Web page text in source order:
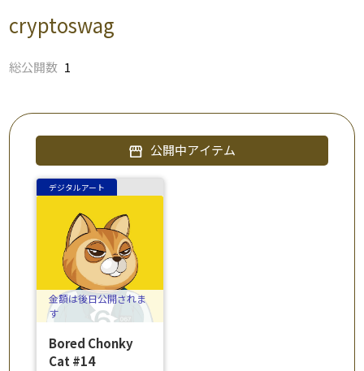
cryptoswag
総公開数 1
storefront 公開中アイテム
デジタルアート
金額は後日公開されま
す
Bored Chonky
Cat #14